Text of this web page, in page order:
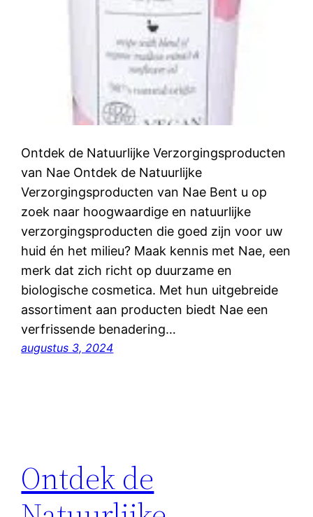
Ontdek de Natuurlijke Verzorgingsproducten
van Nae Ontdek de Natuurlijke
Verzorgingsproducten van Nae Bent u op
zoek naar hoogwaardige en natuurlijke
verzorgingsproducten die goed zijn voor uw
huid én het milieu? Maak kennis met Nae, een
merk dat zich richt op duurzame en
biologische cosmetica. Met hun uitgebreide
assortiment aan producten biedt Nae een
verfrissende benadering…
augustus 3, 2024
Ontdek de